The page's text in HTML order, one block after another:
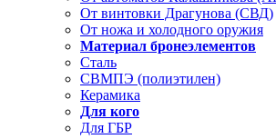
От винтовки Драгунова (СВД)
От ножа и холодного оружия
Материал бронеэлементов
Сталь
СВМПЭ (полиэтилен)
Керамика
Для кого
Для ГБР